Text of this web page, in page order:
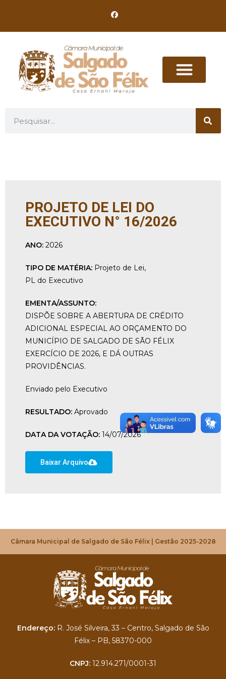
PROJETO DE LEI DO
EXECUTIVO N° 16/2026
ANO: 2026
TIPO DE MATÉRIA: Projeto de Lei,
PL do Executivo
EMENTA/ASSUNTO:
DISPÕE SOBRE A ABERTURA DE CRÉDITO
ADICIONAL ESPECIAL AO ORÇAMENTO DO
MUNICÍPIO DE SALGADO DE SÃO FÉLIX
EXERCÍCIO DE 2026, E DÁ OUTRAS
PROVIDÊNCIAS.
Enviado pelo Executivo
RESULTADO: Aprovado
DATA DA VOTAÇÃO: 14/07/2026
Baixar Arquivo
Câmara Municipal de Salgado de São Félix | Gestão 2025-2028
Endereço: R. José Silveira, 33 – Centro, Salgado de São
Félix – PB, 58370-000
CNPJ: 12.914.271/0001-31